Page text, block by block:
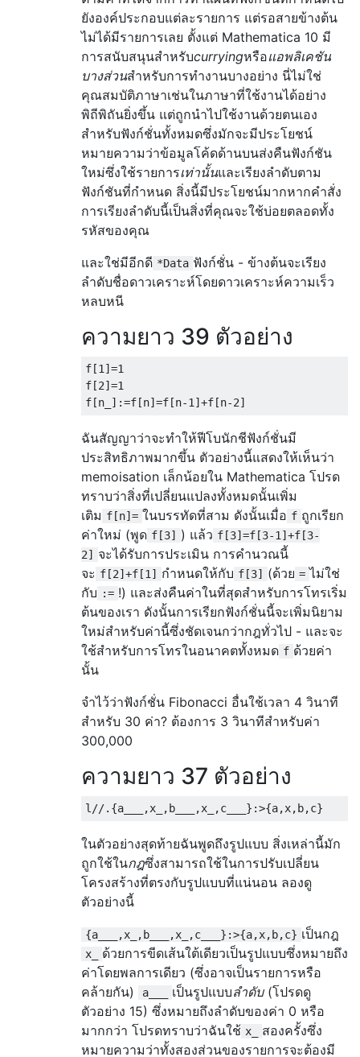
ยังองค์ประกอบแต่ละรายการ แต่รอสายข้างต้น
ไม่ได้มีรายการเลย ตั้งแต่ Mathematica 10 มี
การสนับสนุนสำหรับcurryingหรือแอพลิเคชัน
บางส่วนสำหรับการทำงานบางอย่าง นี่ไม่ใช่
คุณสมบัติภาษาเช่นในภาษาที่ใช้งานได้อย่าง
พิถีพิถันยิ่งขึ้น แต่ถูกนำไปใช้งานด้วยตนเอง
สำหรับฟังก์ชั่นทั้งหมดซึ่งมักจะมีประโยชน์
หมายความว่าข้อมูลโค้ดด้านบนส่งคืนฟังก์ชัน
ใหม่ซึ่งใช้รายการเท่านั้นและเรียงลำดับตาม
ฟังก์ชันที่กำหนด สิ่งนี้มีประโยชน์มากหากคำสั่ง
การเรียงลำดับนี้เป็นสิ่งที่คุณจะใช้บ่อยตลอดทั้ง
รหัสของคุณ
และใช่มีอีกดี *Data ฟังก์ชั่น - ข้างต้นจะเรียง
ลำดับชื่อดาวเคราะห์โดยดาวเคราะห์ความเร็ว
หลบหนี
ความยาว 39 ตัวอย่าง
f [1 ]=1
f [2]=1
f [n_ ]:=f [n]=f [n-1 ]+f [n-2]
ฉันสัญญาว่าจะทำให้ฟีโบนักชีฟังก์ชั่นมี
ประสิทธิภาพมากขึ้น ตัวอย่างนี้แสดงให้เห็นว่า
memoisation เล็กน้อยใน Mathematica โปรด
ทราบว่าสิ่งที่เปลี่ยนแปลงทั้งหมดนั้นเพิ่ม
เติม f[n]= ในบรรทัดที่สาม ดังนั้นเมื่อ f ถูกเรียก
ค่าใหม่ (พูด f[3] ) แล้ว f[3]=f[3-1]+f[3-
2]
จะได้รับการประเมิน การคำนวณนี้
จะ f[2]+f[1] กำหนดให้กับ f[3] (ด้วย = ไม่ใช่
กับ := !) และส่งคืนค่าในที่สุดสำหรับการโทรเริ่ม
ต้นของเรา ดังนั้นการเรียกฟังก์ชั่นนี้จะเพิ่มนิยาม
ใหม่สำหรับค่านี้ซึ่งชัดเจนกว่ากฎทั่วไป - และจะ
ใช้สำหรับการโทรในอนาคตทั้งหมด f ด้วยค่า
นั้น
จำไว้ว่าฟังก์ชั่น Fibonacci อื่นใช้เวลา 4 วินาที
สำหรับ 30 ค่า? ต้องการ 3 วินาทีสำหรับค่า
300,000
ความยาว 37 ตัวอย่าง
l //.{a___,x_,b___,x_,c___}:>{a,x,b,c}
ในตัวอย่างสุดท้ายฉันพูดถึงรูปแบบ สิ่งเหล่านี้มัก
ถูกใช้ในกฎซึ่งสามารถใช้ในการปรับเปลี่ยน
โครงสร้างที่ตรงกับรูปแบบที่แน่นอน ลองดู
ตัวอย่างนี้
{a___,x_,b___,x_,c___}:>{a,x,b,c} เป็นกฎ
x_
ด้วยการขีดเส้นใต้เดียวเป็นรูปแบบซึ่งหมายถึง
ค่าโดยพลการเดียว (ซึ่งอาจเป็นรายการหรือ
คล้ายกัน)
a___ เป็นรูปแบบลำดับ(โปรดดู
ตัวอย่าง 15) ซึ่งหมายถึงลำดับของค่า 0 หรือ
มากกว่า โปรดทราบว่าฉันใช้ x_
สองครั้งซึ่ง
หมายความว่าทั้งสองส่วนของรายการจะต้องมี